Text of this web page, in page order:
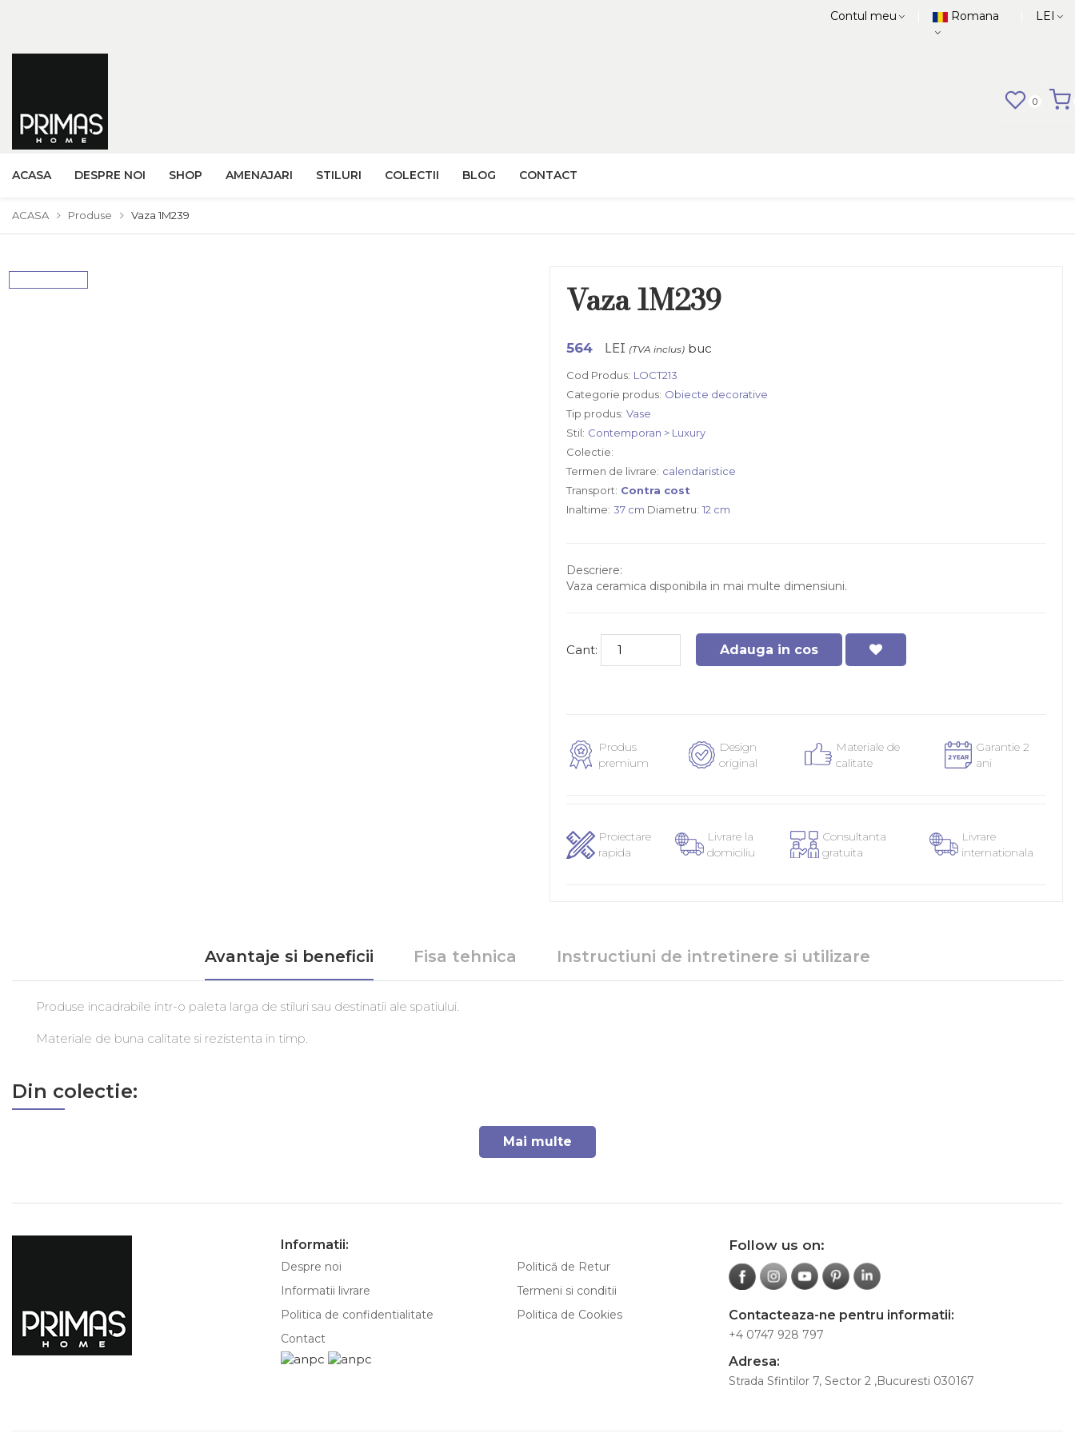
Contul meu Romana LEI
0
ACASA DESPRE NOI SHOP AMENAJARI STILURI COLECTII BLOG CONTACT
ACASA Produse Vaza 1M239
Vaza 1M239
564 LEI (TVA inclus) buc
Cod Produs: LOCT213
Categorie produs: Obiecte decorative
Tip produs: Vase
Stil: Contemporan > Luxury
Colectie:
Termen de livrare: calendaristice
Transport: Contra cost
Inaltime: 37 cm Diametru: 12 cm
Descriere:
Vaza ceramica disponibila in mai multe dimensiuni.
Cant: Adauga in cos
Produs
premium
Design
original
Materiale de
calitate
Garantie 2
ani
Proiectare
rapida
Livrare la
domiciliu
Consultanta
gratuita
Livrare
internationala
Avantaje si beneficii Fisa tehnica Instructiuni de intretinere si utilizare
Produse incadrabile intr-o paleta larga de stiluri sau destinatii ale spatiului.
Materiale de buna calitate si rezistenta in timp.
Din colectie:
Mai multe
Informatii:
Despre noi
Politică de Retur
Informatii livrare
Termeni si conditii
Politica de confidentialitate
Politica de Cookies
Contact
Follow us on:
Contacteaza-ne pentru informatii:
+4 0747 928 797
Adresa:
Strada Sfintilor 7, Sector 2 ,Bucuresti 030167